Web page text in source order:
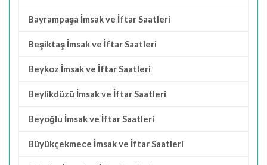
Bayrampaşa İmsak ve İftar Saatleri
Beşiktaş İmsak ve İftar Saatleri
Beykoz İmsak ve İftar Saatleri
Beylikdüzü İmsak ve İftar Saatleri
Beyoğlu İmsak ve İftar Saatleri
Büyükçekmece İmsak ve İftar Saatleri